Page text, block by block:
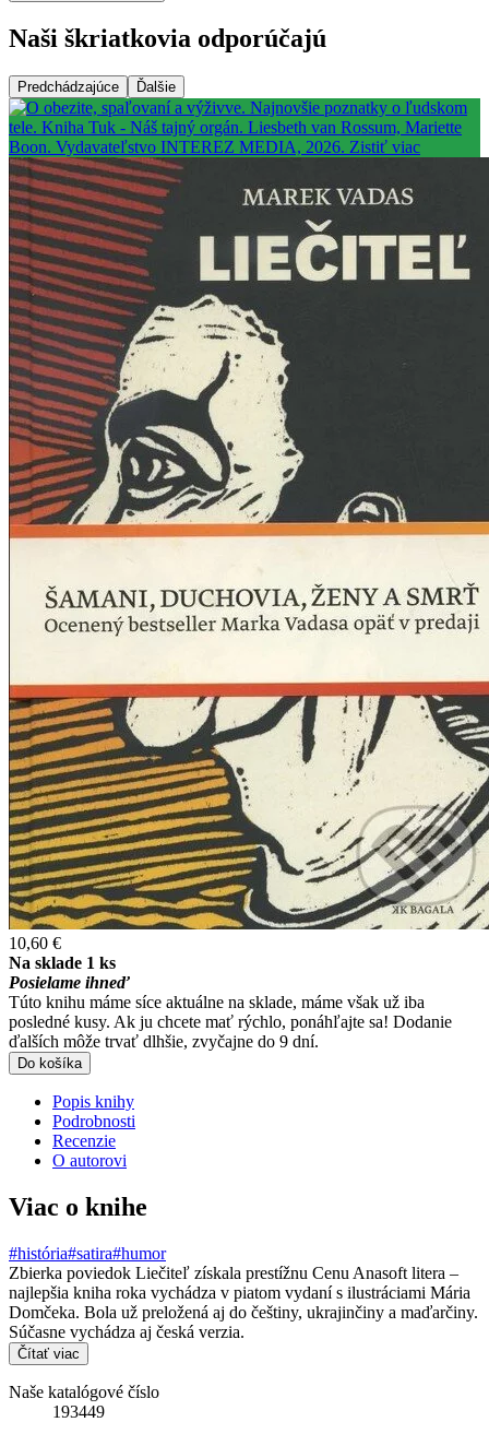
Naši škriatkovia odporúčajú
Predchádzajúce Ďalšie
10,60 €
Na sklade 1 ks
Posielame ihneď
Túto knihu máme síce aktuálne na sklade, máme však už iba
posledné kusy. Ak ju chcete mať rýchlo, ponáhľajte sa! Dodanie
ďalších môže trvať dlhšie, zvyčajne do 9 dní.
Do košíka
Popis knihy
Podrobnosti
Recenzie
O autorovi
Viac o knihe
#história#satira#humor
Zbierka poviedok Liečiteľ získala prestížnu Cenu Anasoft litera –
najlepšia kniha roka vychádza v piatom vydaní s ilustráciami Mária
Domčeka. Bola už preložená aj do češtiny, ukrajinčiny a maďarčiny.
Súčasne vychádza aj česká verzia.
Čítať viac
Naše katalógové číslo
193449